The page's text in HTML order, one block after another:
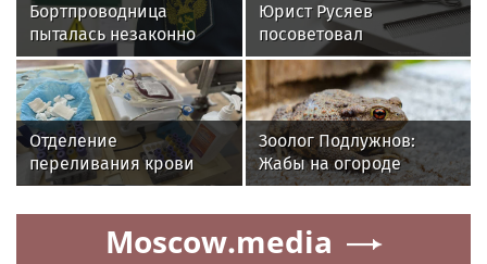
Бортпроводница
пыталась незаконно
провезти в Москву 15
бутылок итальянского
вина
Юрист Русяев
посоветовал
фиксировать состояние
питомца до груминга
Отделение
переливания крови
Егорьевска призвало
жителей стать
донорами
Зоолог Подлужнов:
Жабы на огороде
уничтожают слизняков
Moscow.media